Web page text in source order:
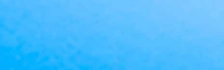
Medical biller
Medical coding specialist